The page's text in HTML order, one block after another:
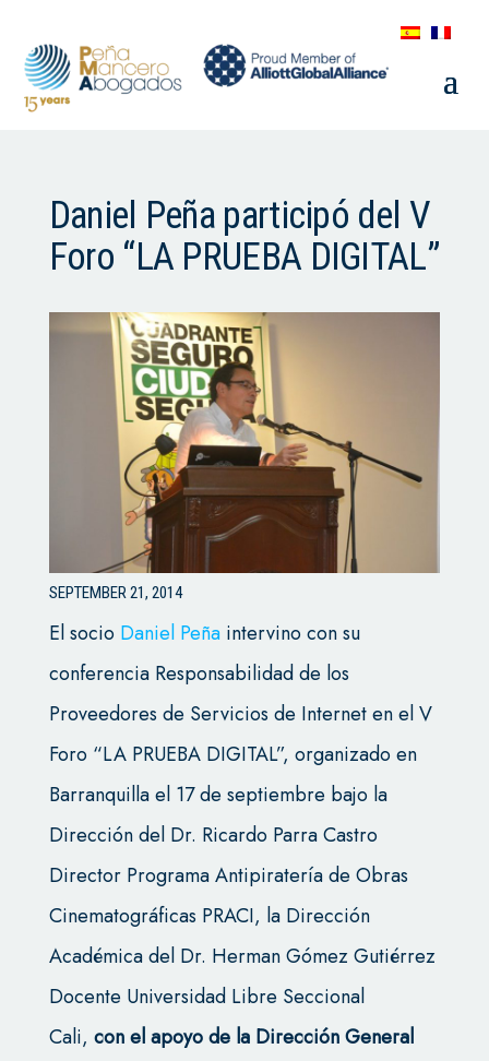
Daniel Peña participó del V
Foro “LA PRUEBA DIGITAL”
SEPTEMBER 21, 2014
El socio Daniel Peñaintervino con su
conferencia Responsabilidad de los
Proveedores de Servicios de Internet en el V
Foro “LA PRUEBA DIGITAL”, organizado en
Barranquilla el 17 de septiembre bajo la
Dirección del Dr. Ricardo Parra Castro
Director Programa Antipiratería de Obras
Cinematográficas PRACI, la Dirección
Académica del Dr. Herman Gómez Gutiérrez
Docente Universidad Libre Seccional
Cali, con el apoyo de la Dirección General